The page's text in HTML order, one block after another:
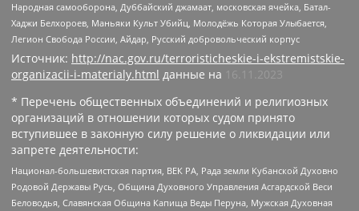
Народная самооборона, Дуббайский джамаат, московская ячейка, Батал-
Хаджи Белхороев, Маньяки Культ Убийц, Молодёжь Которая Улыбается,
Легион Свобода России, Айдар, Русский добровольческий корпус
Источник: http://nac.gov.ru/terroristicheskie-i-ekstremistskie-
organizacii-i-materialy.html данные на
16.11.2023
* Перечень общественных объединений и религиозных
организаций в отношении которых судом принято
вступившее в законную силу решение о ликвидации или
запрете деятельности:
Национал-большевистская партия, ВЕК РА, Рада земли Кубанской Духовно
Родовой Державы Русь, Община Духовного Управления Асгардской Веси
Беловодья, Славянская Община Капища Веды Перуна, Мужская Духовная